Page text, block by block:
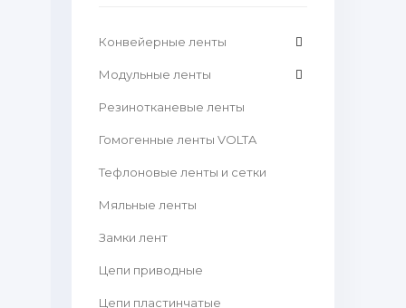
Конвейерные ленты
Модульные ленты
Резинотканевые ленты
Гомогенные ленты VOLTA
Тефлоновые ленты и сетки
Мяльные ленты
Замки лент
Цепи приводные
Цепи пластинчатые